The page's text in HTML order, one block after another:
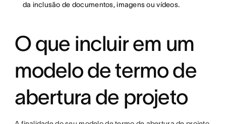
da inclusão de documentos, imagens ou vídeos.
O que incluir em um
modelo de termo de
abertura de projeto